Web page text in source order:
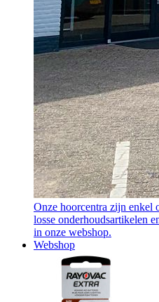
Onze hoorcentra zijn enkel
losse onderhoudsartikelen
in onze webshop.
Webshop